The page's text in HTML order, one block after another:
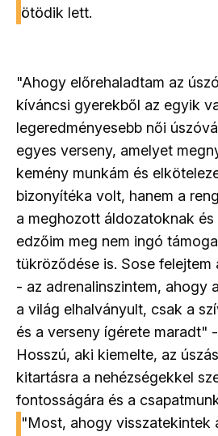
ötödik lett.
"Ahogy előrehaladtam az
kíváncsi gyerekből az egyik
legeredményesebb női
egyes verseny, amelyet
kemény munkám és
bizonyítéka volt, hanem a
a meghozott áldozatoknak és
edzőim meg nem ingó
tükröződése is. Sose felejtem
- az adrenalinszintem, ahogy
a világ elhalványult, csak a
és a verseny ígérete maradt"
Hosszú, aki kiemelte, az
kitartásra a nehézségekkel
fontosságára és a
"Most, ahogy visszatekintek